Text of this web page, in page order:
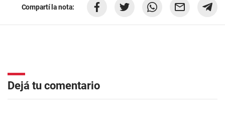
Compartí la nota:
Dejá tu comentario